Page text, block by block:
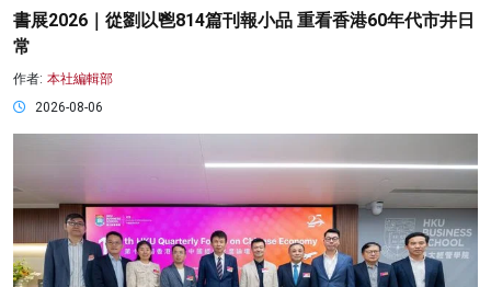
書展2026｜從劉以鬯814篇刊報小品 重看香港60年代市井日
常
作者: 本社編輯部
2026-08-06